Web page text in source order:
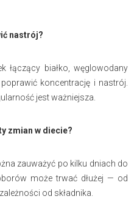
nastrój?
łączący białko, węglowodany
koncentrację i nastrój.
jest ważniejsza.
zmian w diecie?
zauważyć po kilku dniach do
może trwać dłużej — od
od składnika.